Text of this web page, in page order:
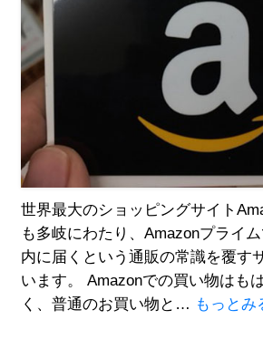
世界最大のショッピングサイト
も多岐にわたり、Amazonプライ
内に届くという通販の常識を覆す
います。 Amazonでの買い物はも
く、普通のお買い物と… もっとみ